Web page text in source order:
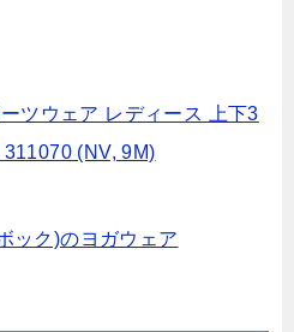
ツウェア レディース 上下3
(NV, 9M)
ック)のヨガウェア